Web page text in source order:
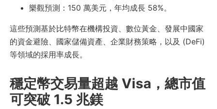
樂觀預測：150 萬美元，年均成長 58%。
這些預測基於比特幣在機構投資、數位黃金、發展中國家
的資金避險、國家儲備資產、企業財務策略，以及 (DeFi)
等領域的採用率成長。
穩定幣交易量超越 Visa，總市值
可突破 1.5 兆鎂